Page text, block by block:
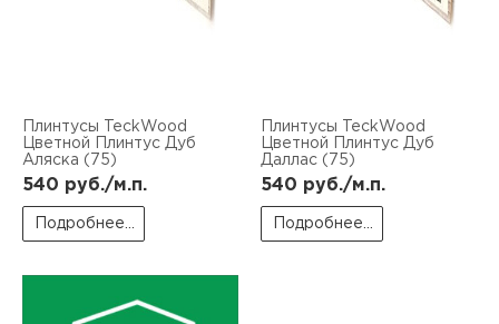
Плинтусы TeckWood
Цветной Плинтус Дуб
Аляска (75)
540 руб./м.п.
Подробнее...
Плинтусы TeckWood
Цветной Плинтус Дуб
Даллас (75)
540 руб./м.п.
Подробнее...